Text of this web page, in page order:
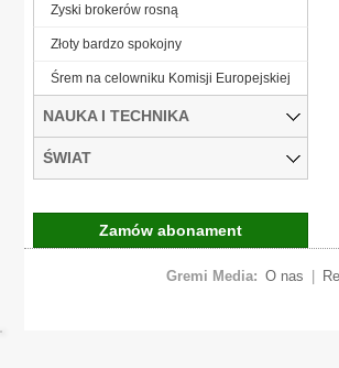
Zyski brokerów rosną
Złoty bardzo spokojny
Śrem na celowniku Komisji Europejskiej
NAUKA I TECHNIKA
ŚWIAT
Zamów abonament
Gremi Media: O nas